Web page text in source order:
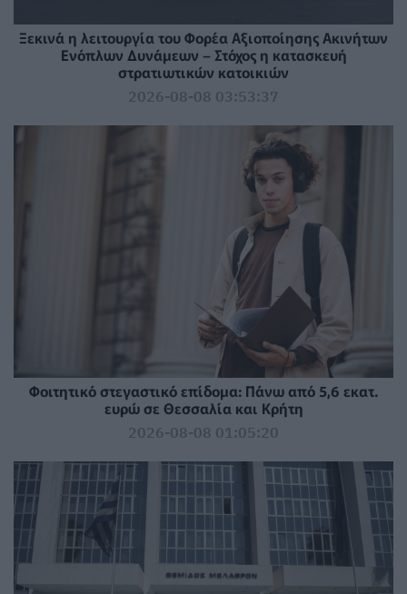
Ξεκινά η λειτουργία του Φορέα Αξιοποίησης Ακινήτων
Ενόπλων Δυνάμεων – Στόχος η κατασκευή
στρατιωτικών κατοικιών
2026-08-08 03:53:37
Φοιτητικό στεγαστικό επίδομα: Πάνω από 5,6 εκατ.
ευρώ σε Θεσσαλία και Κρήτη
2026-08-08 01:05:20